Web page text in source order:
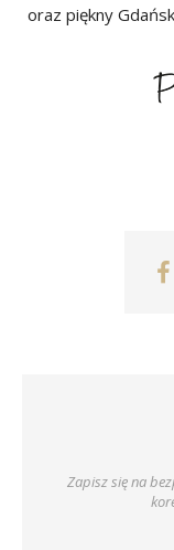
oraz piękny
Zapisz się na